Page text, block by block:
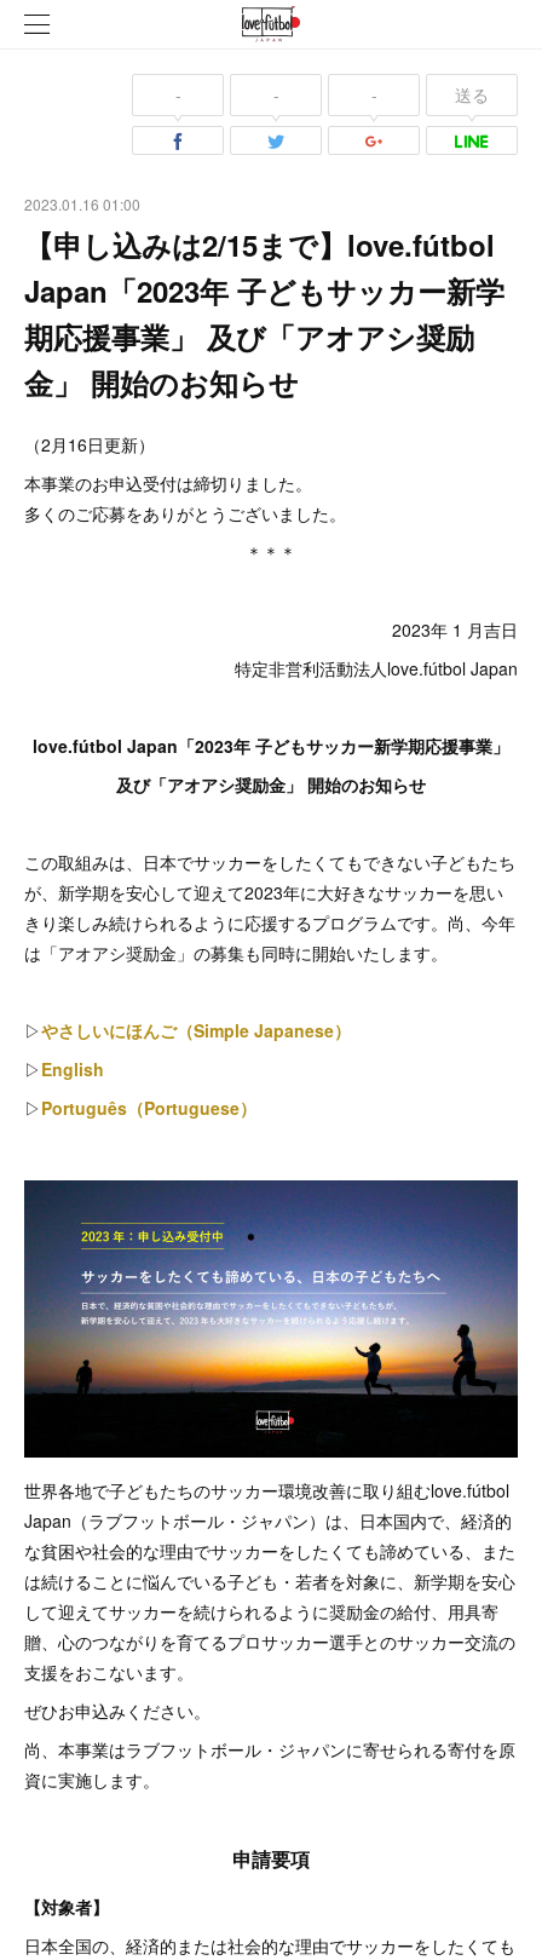
- - - 送る
2023.01.16 01:00
【申し込みは2/15まで】love.fútbol
Japan「2023年 子どもサッカー新学
期応援事業」 及び「アオアシ奨励
金」 開始のお知らせ
（2月16日更新）
本事業のお申込受付は締切りました。
多くのご応募をありがとうございました。
＊＊＊
2023年 1 月吉日
特定非営利活動法人love.fútbol Japan
love.fútbol Japan「2023年 子どもサッカー新学期応援事業」
及び「アオアシ奨励金」 開始のお知らせ
この取組みは、日本でサッカーをしたくてもできない子どもたち
が、新学期を安心して迎えて2023年に大好きなサッカーを思い
きり楽しみ続けられるように応援するプログラムです。尚、今年
は「アオアシ奨励金」の募集も同時に開始いたします。
▷やさしいにほんご（Simple Japanese）
▷ English
▷ Português（Portuguese）
世界各地で子どもたちのサッカー環境改善に取り組むlove.fútbol
Japan（ラブフットボール・ジャパン）は、日本国内で、経済的
な貧困や社会的な理由でサッカーをしたくても諦めている、また
は続けることに悩んでいる子ども・若者を対象に、新学期を安心
して迎えてサッカーを続けられるように奨励金の給付、用具寄
贈、心のつながりを育てるプロサッカー選手とのサッカー交流の
支援をおこないます。
ぜひお申込みください。
尚、本事業はラブフットボール・ジャパンに寄せられる寄付を原
資に実施します。
申請要項
【対象者】
日本全国の、経済的または社会的な理由でサッカーをしたくても